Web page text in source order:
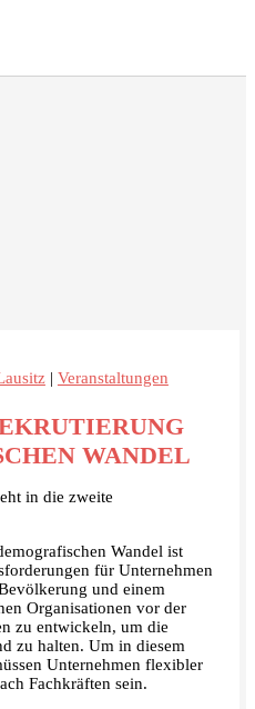
| Veranstaltungen
WANDEL
in die zweite
Wandel ist
für Unternehmen
und einem
Organisationen vor der
zu entwickeln, um die
zu halten. Um in diesem
Unternehmen flexibler
Fachkräften sein.